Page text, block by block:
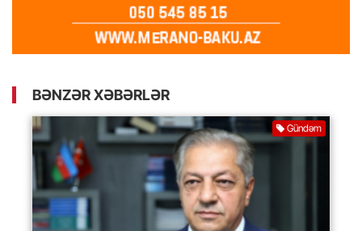
BƏNZƏR XƏBƏRLƏR
Gündəm